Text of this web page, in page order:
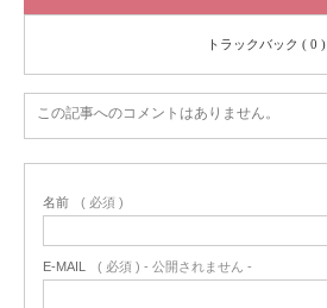
トラックバック ( 0 )
この記事へのコメントはありません。
名前 ( 必須 )
E-MAIL ( 必須 ) - 公開されません -